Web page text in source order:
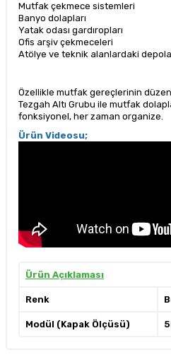
Mutfak çekmece sistemleri
Banyo dolapları
Yatak odası gardıropları
Ofis arşiv çekmeceleri
Atölye ve teknik alanlardaki
Özellikle mutfak gereçlerinin
Tezgah Altı Grubu ile mutfak
fonksiyonel, her zaman organize.
Ürün Videosu;
Ürün Açıklaması
Renk
Modül (Kapak Ölçüsü)